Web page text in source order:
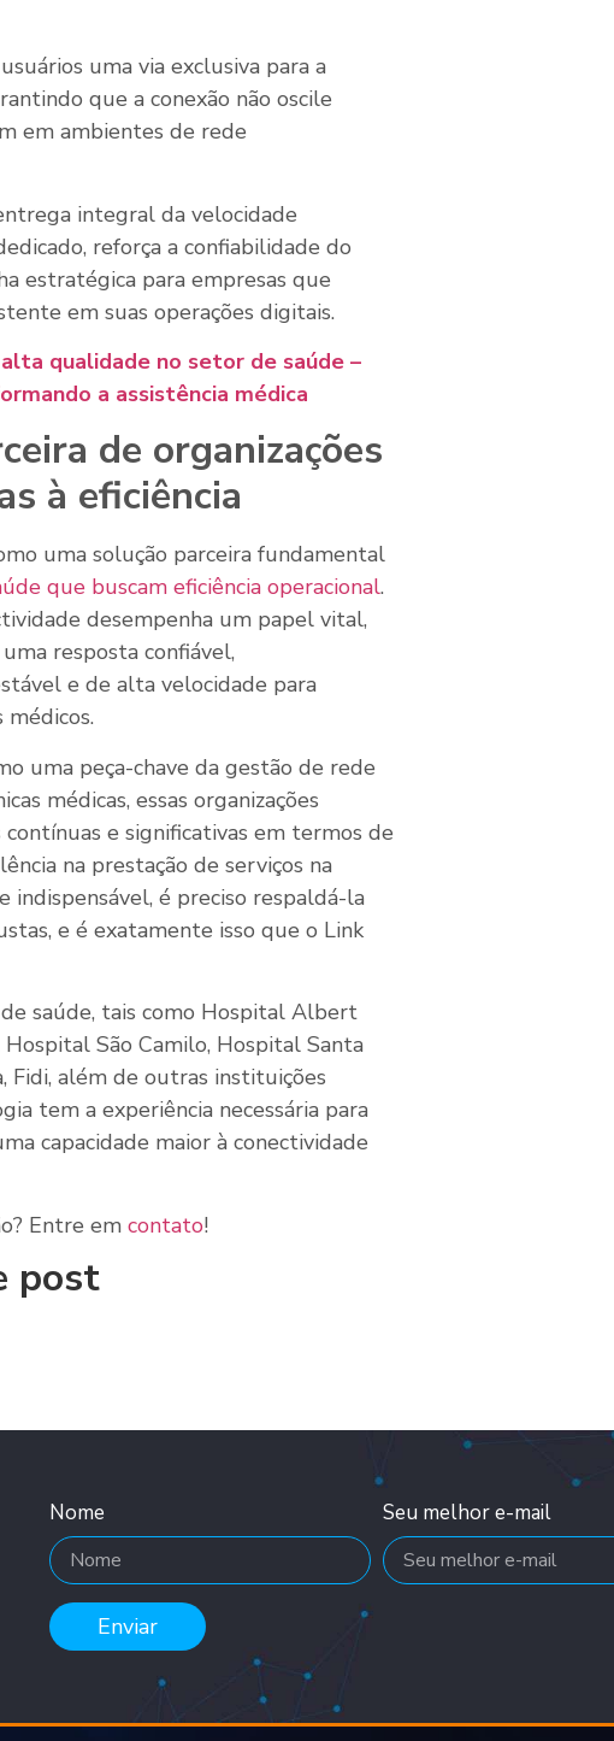
uma via exclusiva para a
que a conexão não oscile
em ambientes de rede
integral da velocidade
reforça a confiabilidade do
estratégica para empresas que
em suas operações digitais.
qualidade no setor de saúde –
a assistência médica
de organizações
à eficiência
uma solução parceira fundamental
que buscam eficiência operacional.
desempenha um papel vital,
resposta confiável,
e de alta velocidade para
médicos.
uma peça-chave da gestão de rede
médicas, essas organizações
e significativas em termos de
na prestação de serviços na
indispensável, é preciso respaldá-la
e é exatamente isso que o Link
saúde, tais como Hospital Albert
São Camilo, Hospital Santa
Fidi, além de outras instituições
tem a experiência necessária para
capacidade maior à conectividade
Entre em contato!
post
Nome Seu melhor e-mail
Enviar